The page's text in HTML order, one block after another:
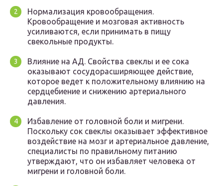
Нормализация кровообращения.
Кровообращение и мозговая активность
усиливаются, если принимать в пищу
свекольные продукты.
Влияние на АД. Свойства свеклы и ее сока
оказывают сосудорасширяющее действие,
которое ведет к положительному влиянию на
сердцебиение и снижению артериального
давления.
Избавление от головной боли и мигрени.
Поскольку сок свеклы оказывает эффективное
воздействие на мозг и артериальное давление,
специалисты по правильному питанию
утверждают, что он избавляет человека от
мигрени и головной боли.